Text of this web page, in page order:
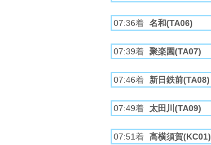
07:36着 名和(TA06)
07:39着 聚楽園(TA07)
07:46着 新日鉄前(TA08)
07:49着 太田川(TA09)
07:51着 高横須賀(KC01)